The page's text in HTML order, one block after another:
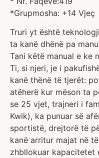
*Grupmosha: +14 Vjeç
Truri yt është
ta kanë dhënë pa
Tani këtë manual e ke
Ti, si njeri, je i
kanë thënë të tjerët:
atëherë kur mëson ta
se 25 vjet, trajneri i
Kwik), ka punuar së
sportistë, drejtorë të
kanë arritur majat në
zhbllokuar kapacitetet